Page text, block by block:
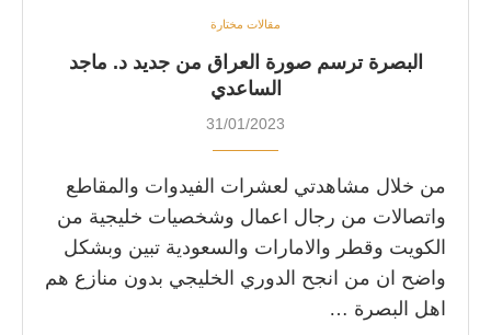
مقالات مختارة
البصرة ترسم صورة العراق من جديد د. ماجد
الساعدي
31/01/2023
من خلال مشاهدتي لعشرات الفيدوات والمقاطع
واتصالات من رجال اعمال وشخصيات خليجية من
الكويت وقطر والامارات والسعودية تبين وبشكل
واضح ان من انجح الدوري الخليجي بدون منازع هم
اهل البصرة …